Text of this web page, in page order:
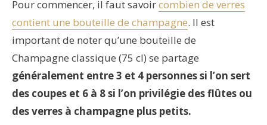
Pour commencer, il faut savoircombien de verres
contient une bouteille de champagne. Il est
important de noter qu’une bouteille de
Champagne classique (75 cl) se partage
généralement entre 3 et 4 personnes si l’on sert
des coupes et 6 à 8 si l’on privilégie des flûtes ou
des verres à champagne plus petits.